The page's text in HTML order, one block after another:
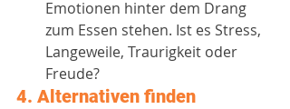
Emotionen hinter dem Drang
zum Essen stehen. Ist es Stress,
Langeweile, Traurigkeit oder
Freude?
4. Alternativen finden